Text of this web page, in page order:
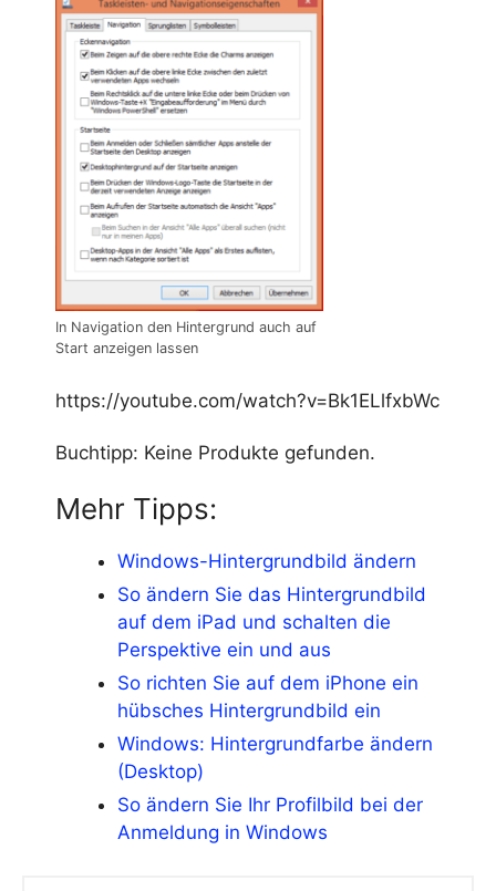
In Navigation den Hintergrund auch auf
Start anzeigen lassen
https://youtube.com/watch?v=Bk1ELlfxbWc
Buchtipp: Keine Produkte gefunden.
Mehr Tipps:
Windows-Hintergrundbild ändern
So ändern Sie das Hintergrundbild
auf dem iPad und schalten die
Perspektive ein und aus
So richten Sie auf dem iPhone ein
hübsches Hintergrundbild ein
Windows: Hintergrundfarbe ändern
(Desktop)
So ändern Sie Ihr Profilbild bei der
Anmeldung in Windows